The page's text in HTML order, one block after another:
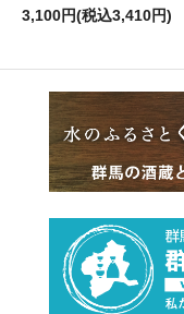
3,100円(税込3,410円)